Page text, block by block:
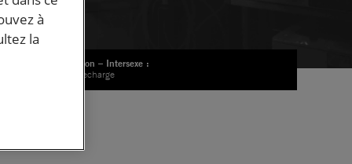
Opération – Intersexe :
©shapecharge
à
la